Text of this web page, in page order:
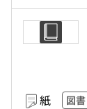
紙 図書